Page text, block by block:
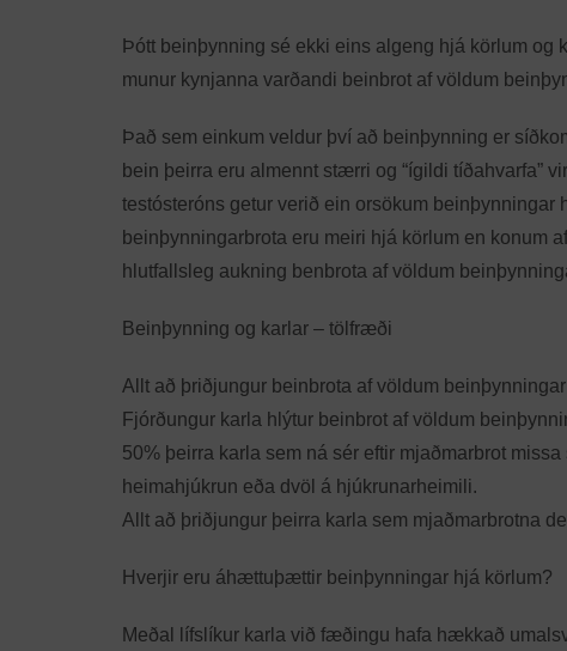
Þótt beinþynning sé ekki eins algeng hjá körlum
munur kynjanna varðandi beinbrot af völdum
Það sem einkum veldur því að beinþynning er
bein þeirra eru almennt stærri og “ígildi tíðahvarfa”
testósteróns getur verið ein orsökum
beinþynningarbrota eru meiri hjá körlum en konum
hlutfallsleg aukning benbrota af völdum
Beinþynning og karlar – tölfræði
Allt að þriðjungur beinbrota af völdum
Fjórðungur karla hlýtur beinbrot af völdum
50% þeirra karla sem ná sér eftir mjaðmarbrot
heimahjúkrun eða dvöl á hjúkrunarheimili.
Allt að þriðjungur þeirra karla sem mjaðmarbrotna
Hverjir eru áhættuþættir beinþynningar hjá körlum?
Meðal lífslíkur karla við fæðingu hafa hækkað